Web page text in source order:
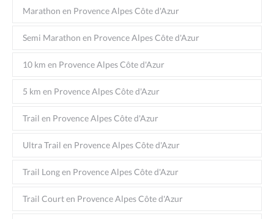
Marathon en Provence Alpes Côte d'Azur
Semi Marathon en Provence Alpes Côte d'Azur
10 km en Provence Alpes Côte d'Azur
5 km en Provence Alpes Côte d'Azur
Trail en Provence Alpes Côte d'Azur
Ultra Trail en Provence Alpes Côte d'Azur
Trail Long en Provence Alpes Côte d'Azur
Trail Court en Provence Alpes Côte d'Azur